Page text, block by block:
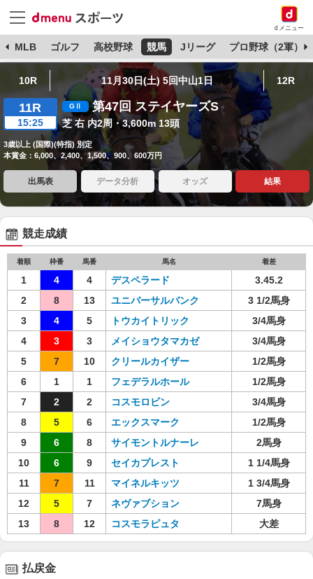
dメニュー
MLB ゴルフ 高校野球 競馬 Jリーグ プロ野球（2軍）
10R 11月30日(土) 5回中山1日 12R
11R
15:25
第47回 ステイヤーズS
芝 右 内2周・3,600m 13頭
3歳以上 (国際)(特指) 別定
本賞金：6,000、2,400、1,500、900、600万円
出馬表 データ分析 オッズ 結果
競走成績
着順 枠番 馬番 馬名 着差
1 4 4 デスペラード
3.45.2
2
8 13 ユニバーサルバンク
3 1/2馬身
3
4 5 トウカイトリック
3/4馬身
4
3 3 メイショウタマカゼ
3/4馬身
5
7 10 クリールカイザー
1/2馬身
6
1 1 フェデラルホール
1/2馬身
7
2 2 コスモロビン
3/4馬身
8
5 6 エックスマーク
1/2馬身
9
6 8 サイモントルナーレ
2馬身
10
6 9 セイカプレスト
1 1/4馬身
11
7 11 マイネルキッツ
1 3/4馬身
12
5 7 ネヴァブション
7馬身
13
8 12 コスモラピュタ 大差
払戻金